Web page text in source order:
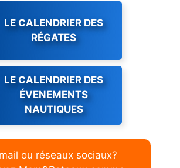
LE CALENDRIER DES
RÉGATES
LE CALENDRIER DES
ÉVENEMENTS
NAUTIQUES
ou réseaux sociaux?